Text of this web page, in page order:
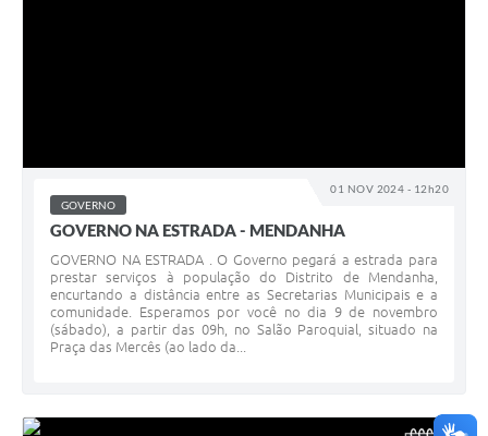
01 NOV 2024 - 12h20
GOVERNO
GOVERNO NA ESTRADA - MENDANHA
GOVERNO NA ESTRADA . O Governo pegará a estrada para
prestar serviços à população do Distrito de Mendanha,
encurtando a distância entre as Secretarias Municipais e a
comunidade. Esperamos por você no dia 9 de novembro
(sábado), a partir das 09h, no Salão Paroquial, situado na
Praça das Mercês (ao lado da...